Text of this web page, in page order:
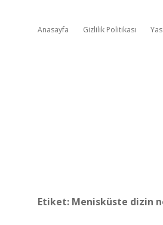
Anasayfa Gizlilik Politikası
Etiket: Menisküste dizin